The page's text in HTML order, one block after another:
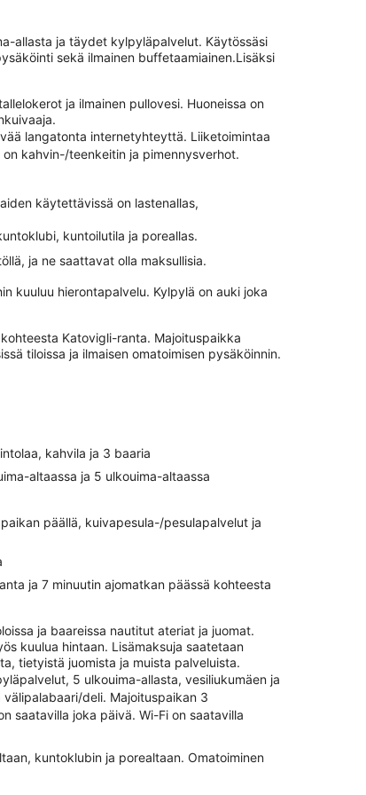
allasta ja täydet kylpyläpalvelut. Käytössäsi
sekä ilmainen buffetaamiainen.Lisäksi
ja ilmainen pullovesi. Huoneissa on
langatonta internetyhteyttä. Liiketoimintaa
kahvin-/teenkeitin ja pimennysverhot.
käytettävissä on lastenallas,
kuntoilutila ja poreallas.
ja ne saattavat olla maksullisia.
kuuluu hierontapalvelu. Kylpylä on auki joka
Katovigli-ranta. Majoituspaikka
tiloissa ja ilmaisen omatoimisen pysäköinnin.
kahvila ja 3 baaria
altaassa ja 5 ulkouima-altaassa
päällä, kuivapesula-/pesulapalvelut ja
ja 7 minuutin ajomatkan päässä kohteesta
ja baareissa nautitut ateriat ja juomat.
kuulua hintaan. Lisämaksuja saatetaan
tietyistä juomista ja muista palveluista.
5 ulkouima-allasta, vesiliukumäen ja
deli. Majoituspaikan 3
saatavilla joka päivä. Wi-Fi on saatavilla
kuntoklubin ja porealtaan. Omatoiminen